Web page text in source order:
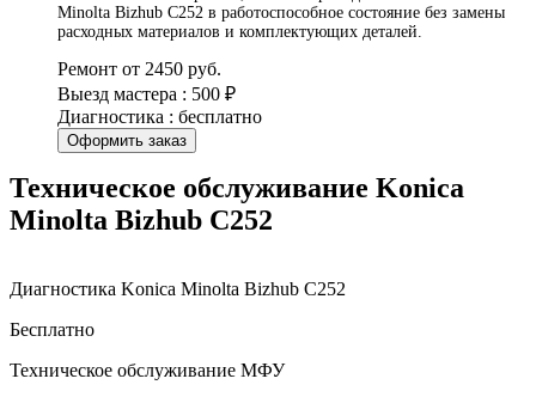
Minolta Bizhub C252 в работоспособное состояние без замены
расходных материалов и комплектующих деталей.
Ремонт от 2450 руб.
Выезд мастера : 500 ₽
Диагностика : бесплатно
Оформить заказ
Техническое обслуживание Konica
Minolta Bizhub C252
Диагностика Konica Minolta Bizhub C252
Бесплатно
Техническое обслуживание МФУ